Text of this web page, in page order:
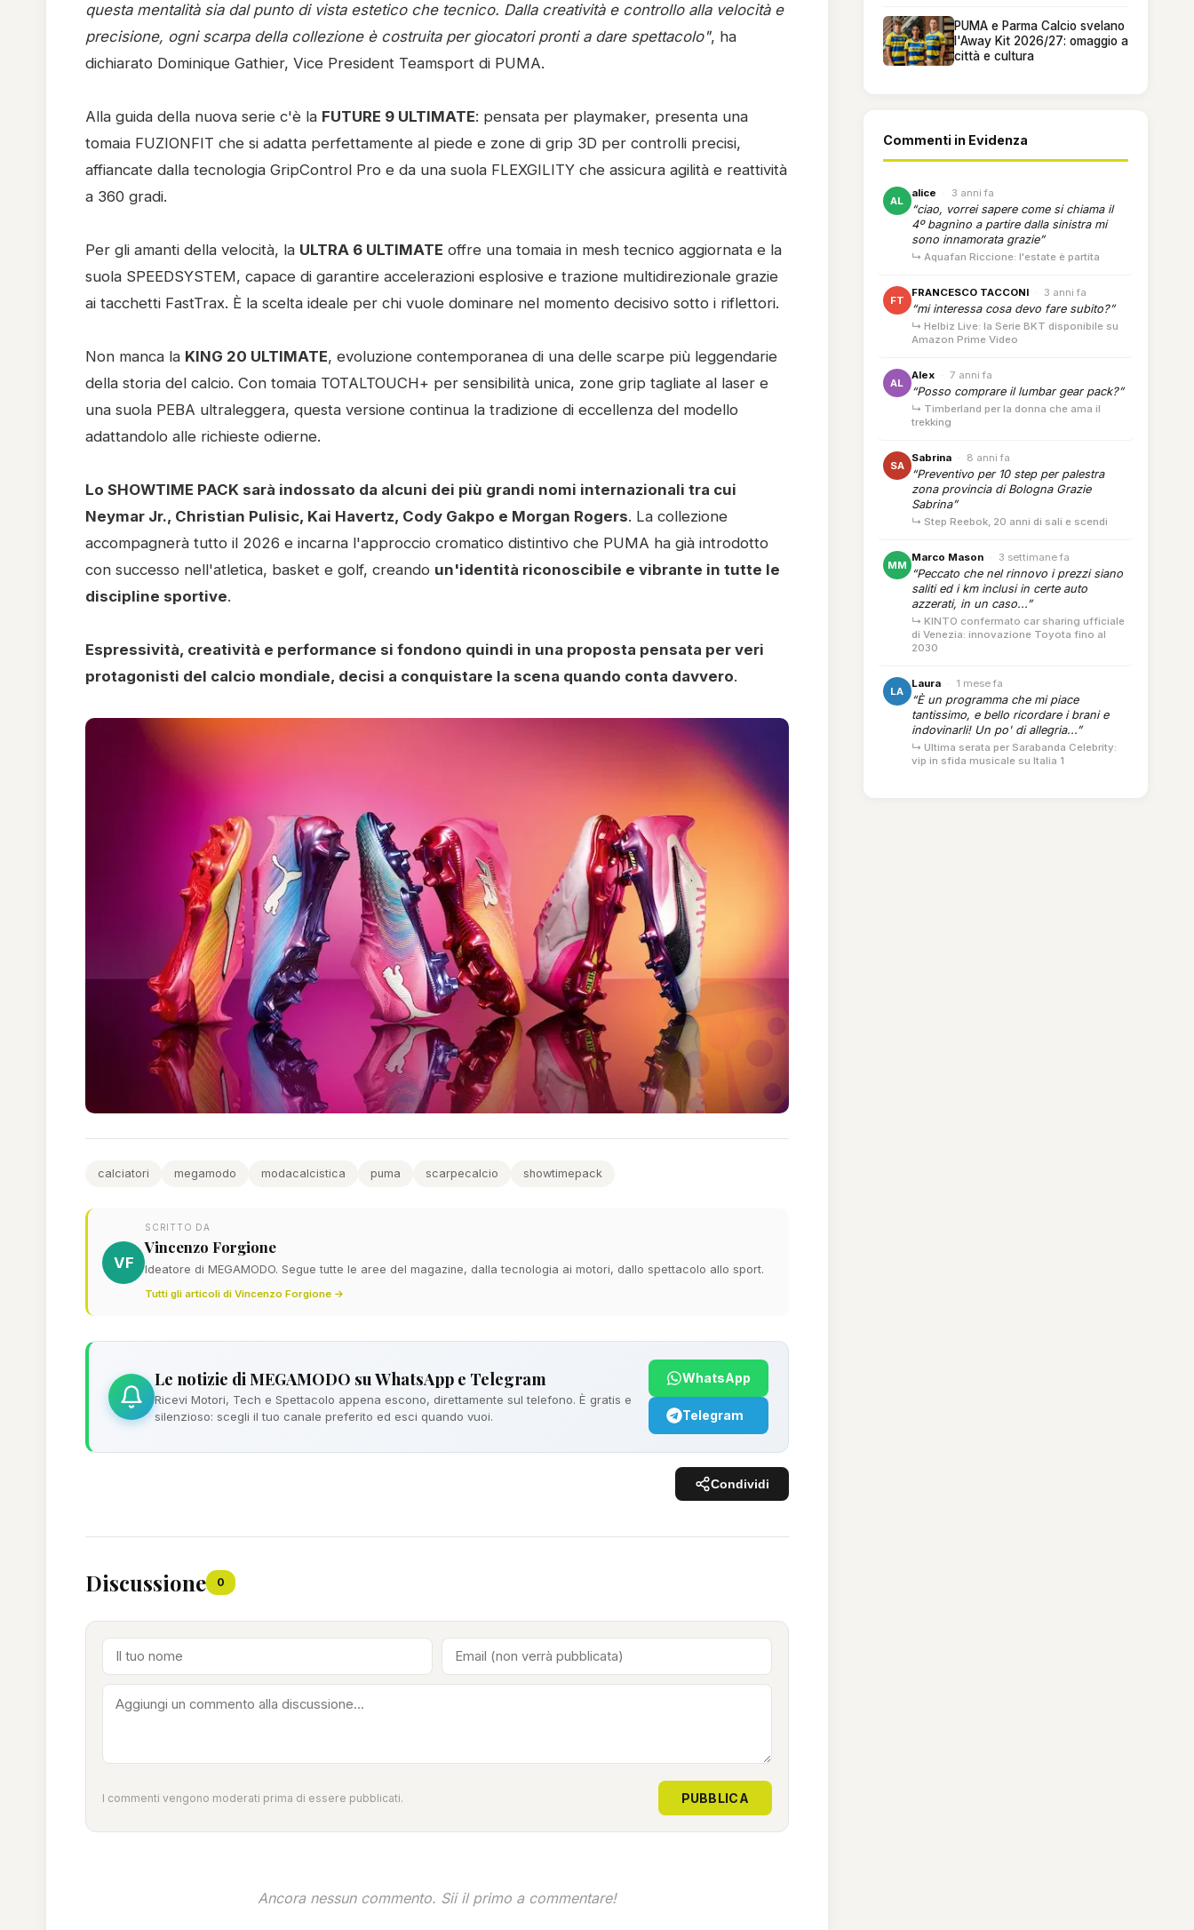
questa mentalità sia dal punto di vista estetico che tecnico. Dalla creatività e controllo alla velocità e
precisione, ogni scarpa della collezione è costruita per giocatori pronti a dare spettacolo", ha
dichiarato Dominique Gathier, Vice President Teamsport di PUMA.
Alla guida della nuova serie c'è la FUTURE 9 ULTIMATE: pensata per playmaker, presenta una
tomaia FUZIONFIT che si adatta perfettamente al piede e zone di grip 3D per controlli precisi,
affiancate dalla tecnologia GripControl Pro e da una suola FLEXGILITY che assicura agilità e reattività
a 360 gradi.
Per gli amanti della velocità, la ULTRA 6 ULTIMATE offre una tomaia in mesh tecnico aggiornata e la
suola SPEEDSYSTEM, capace di garantire accelerazioni esplosive e trazione multidirezionale grazie
ai tacchetti FastTrax. È la scelta ideale per chi vuole dominare nel momento decisivo sotto i riflettori.
Non manca la KING 20 ULTIMATE, evoluzione contemporanea di una delle scarpe più leggendarie
della storia del calcio. Con tomaia TOTALTOUCH+ per sensibilità unica, zone grip tagliate al laser e
una suola PEBA ultraleggera, questa versione continua la tradizione di eccellenza del modello
adattandolo alle richieste odierne.
Lo SHOWTIME PACK sarà indossato da alcuni dei più grandi nomi internazionali tra cui
Neymar Jr., Christian Pulisic, Kai Havertz, Cody Gakpo e Morgan Rogers. La collezione
accompagnerà tutto il 2026 e incarna l'approccio cromatico distintivo che PUMA ha già introdotto
con successo nell'atletica, basket e golf, creando un'identità riconoscibile e vibrante in tutte le
discipline sportive.
Espressività, creatività e performance si fondono quindi in una proposta pensata per veri
protagonisti del calcio mondiale, decisi a conquistare la scena quando conta davvero.
calciatori megamodo modacalcistica puma scarpecalcio showtimepack
VF
SCRITTO DA
Vincenzo Forgione
Ideatore di MEGAMODO. Segue tutte le aree del magazine, dalla tecnologia ai motori, dallo spettacolo allo sport.
Tutti gli articoli di Vincenzo Forgione →
Le notizie di MEGAMODO su WhatsApp e Telegram
Ricevi Motori, Tech e Spettacolo appena escono, direttamente sul telefono. È gratis e
silenzioso: scegli il tuo canale preferito ed esci quando vuoi.
WhatsApp
Telegram
Condividi
Discussione 0
I commenti vengono moderati prima di essere pubblicati. PUBBLICA
Ancora nessun commento. Sii il primo a commentare!
PUMA e Parma Calcio svelano
l'Away Kit 2026/27: omaggio a
città e cultura
Commenti in Evidenza
AL
alice · 3 anni fa
“ciao, vorrei sapere come si chiama il
4º bagnìno a partire dalla sinistra mi
sono innamorata grazie”
↳ Aquafan Riccione: l'estate è partita
FT
FRANCESCO TACCONI · 3 anni fa
“mi interessa cosa devo fare subito?”
↳ Helbiz Live: la Serie BKT disponibile su
Amazon Prime Video
AL
Alex · 7 anni fa
“Posso comprare il lumbar gear pack?”
↳ Timberland per la donna che ama il
trekking
SA
Sabrina · 8 anni fa
“Preventivo per 10 step per palestra
zona provincia di Bologna Grazie
Sabrina”
↳ Step Reebok, 20 anni di sali e scendi
MM
Marco Mason · 3 settimane fa
“Peccato che nel rinnovo i prezzi siano
saliti ed i km inclusi in certe auto
azzerati, in un caso...”
↳ KINTO confermato car sharing ufficiale
di Venezia: innovazione Toyota fino al
2030
LA
Laura · 1 mese fa
“È un programma che mi piace
tantissimo, e bello ricordare i brani e
indovinarli! Un po' di allegria...”
↳ Ultima serata per Sarabanda Celebrity:
vip in sfida musicale su Italia 1